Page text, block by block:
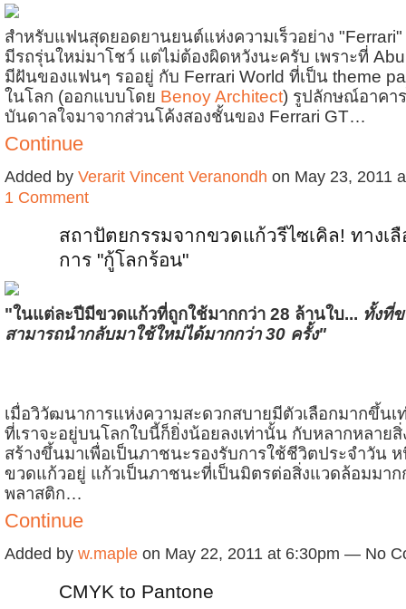
สำหรับแฟนสุดยอดยานยนต์แห่งความเร็วอย่าง
มีรถรุ่นใหม่มาโชว์ แต่ไม่ต้องผิดหวังนะครับ เพราะที่
มีฝันของแฟนๆ รออยู่ กับ Ferrari World ที่เป็น theme
ในโลก (ออกแบบโดย Benoy Architect) รูปลักษณ์อาคา
บันดาลใจมาจากส่วนโค้งสองชั้นของ Ferrari GT…
Continue
Added by Verarit Vincent Veranondh on May 23, 2011
1 Comment
สถาปัตยกรรมจากขวดแก้วรีไซเคิล! ทางเ
การ "กู้โลกร้อน"
"ในแต่ละปีมีขวดแก้วที่ถูกใช้มากกว่า 28 ล้านใบ... ทั้งที่
สามารถนำกลับมาใช้ใหม่ได้มากกว่า 30 ครั้ง"
เมื่อวิวัฒนาการแห่งความสะดวกสบายมีตัวเลือกมากขึ้นเ
ที่เราจะอยู่บนโลกใบนี้ก็ยิ่งน้อยลงเท่านั้น กับหลากหลาย
สร้างขึ้นมาเพื่อเป็นภาชนะรองรับการใช้ชีวิตประจำวัน
ขวดแก้วอยู่ แก้วเป็นภาชนะที่เป็นมิตรต่อสิ่งแวดล้อมมาก
พลาสติก…
Continue
Added by w.maple on May 22, 2011 at 6:30pm — No
CMYK to Pantone